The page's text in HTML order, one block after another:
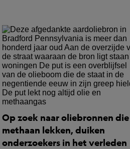
Op zoek naar oliebronnen die
methaan lekken, duiken
onderzoekers in het verleden